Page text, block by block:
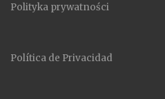
Polityka prywatności
Política de Privacidad